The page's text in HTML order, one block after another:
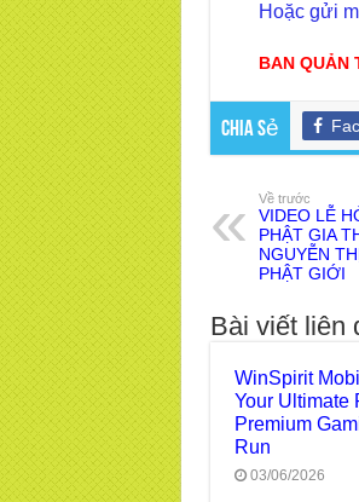
Hoặc gửi
BAN QUẢN
Chia sẻ
Về trước
VIDEO LỄ
PHẬT GIA
NGUYỄN
PHẬT GIỚI
Bài viết liên
WinSpirit
Your Ultimate
Premium
Run
03/06/2026